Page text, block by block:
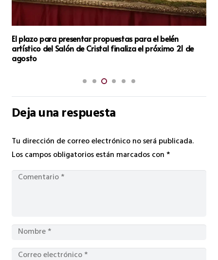
Pirotecnia Dragón de Villena disparó la quinta mascletà
de las Fallas 2024
Deja una respuesta
Tu dirección de correo electrónico no será publicada.
Los campos obligatorios están marcados con*